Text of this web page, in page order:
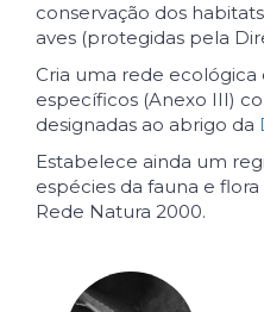
conservação dos
aves (protegidas pela
Cria uma rede ecológica
específicos (Anexo III)
designadas ao abrigo da
Estabelece ainda um
espécies da fauna e
Rede Natura 2000.